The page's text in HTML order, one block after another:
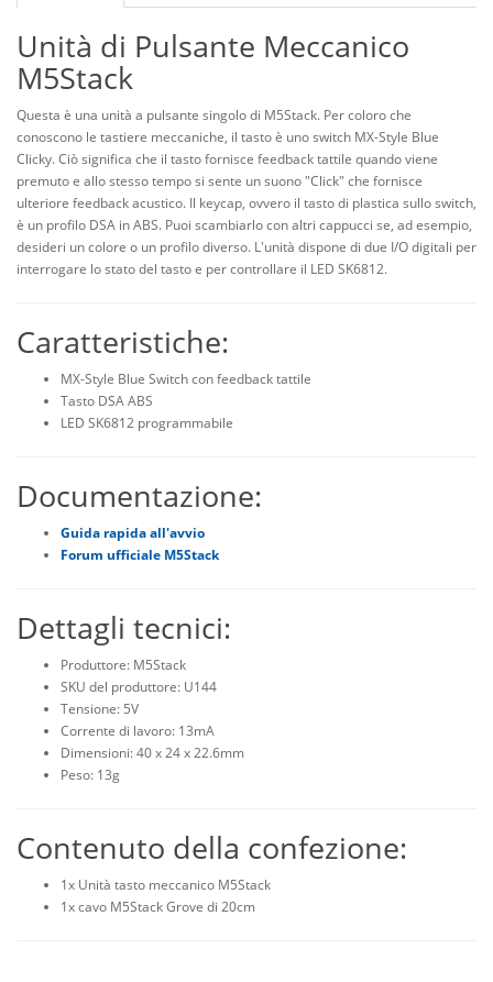
Unità di Pulsante Meccanico
M5Stack
Questa è una unità a pulsante singolo di M5Stack. Per coloro che
conoscono le tastiere meccaniche, il tasto è uno switch MX-Style Blue
Clicky. Ciò significa che il tasto fornisce feedback tattile quando viene
premuto e allo stesso tempo si sente un suono "Click" che fornisce
ulteriore feedback acustico. Il keycap, ovvero il tasto di plastica sullo switch,
è un profilo DSA in ABS. Puoi scambiarlo con altri cappucci se, ad esempio,
desideri un colore o un profilo diverso. L'unità dispone di due I/O digitali per
interrogare lo stato del tasto e per controllare il LED SK6812.
Caratteristiche:
MX-Style Blue Switch con feedback tattile
Tasto DSA ABS
LED SK6812 programmabile
Documentazione:
Guida rapida all'avvio
Forum ufficiale M5Stack
Dettagli tecnici:
Produttore: M5Stack
SKU del produttore: U144
Tensione: 5V
Corrente di lavoro: 13mA
Dimensioni: 40 x 24 x 22.6mm
Peso: 13g
Contenuto della confezione:
1x Unità tasto meccanico M5Stack
1x cavo M5Stack Grove di 20cm